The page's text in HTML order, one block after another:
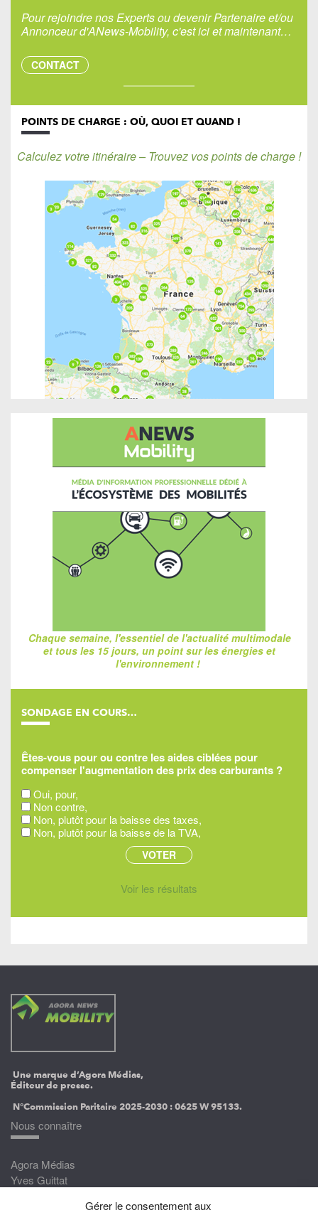
Gérer le consentement aux
Pour rejoindre nos Experts ou devenir Partenaire et/ou
Annonceur d'ANews-Mobility, c'est ici et maintenant…
CONTACT
POINTS DE CHARGE : OÙ, QUOI ET QUAND !
Calculez votre itinéraire – Trouvez vos points de charge !
Chaque semaine, l'essentiel de l'actualité multimodale
et tous les 15 jours, un point sur les énergies et
l'environnement !
SONDAGE EN COURS…
Êtes-vous pour ou contre les aides ciblées pour
compenser l'augmentation des prix des carburants ?
Oui, pour,
Non contre,
Non, plutôt pour la baisse des taxes,
Non, plutôt pour la baisse de la TVA,
Voir les résultats
Une marque d’Agora Médias,
Éditeur de presse.
N°Commission Paritaire 2025-2030 :0625 W 95133.
Nous connaître
Agora Médias
Yves Guittat